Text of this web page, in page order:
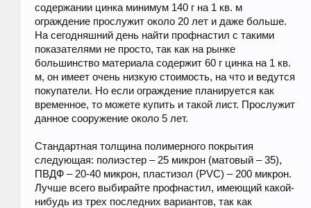
содержании цинка минимум 140 г на 1 кв. м
ограждение прослужит около 20 лет и даже больше.
На сегодняшний день найти профнастил с такими
показателями не просто, так как на рынке
большинство материала содержит 60 г цинка на 1 кв.
м, он имеет очень низкую стоимость, на что и ведутся
покупатели. Но если ограждение планируется как
временное, то можете купить и такой лист. Прослужит
данное сооружение около 5 лет.
Стандартная толщина полимерного покрытия
следующая: полиэстер – 25 микрон (матовый – 35),
ПВДФ – 20-40 микрон, пластизол (PVC) – 200 микрон.
Лучше всего выбирайте профнастил, имеющий какой-
нибудь из трех последних вариантов, так как